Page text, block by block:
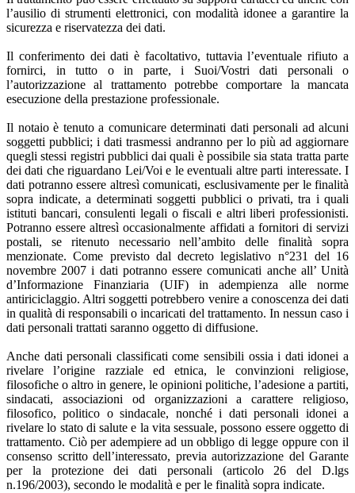
l’ausilio di strumenti elettronici, con modalità idonee a garantire la
sicurezza e riservatezza dei dati.
Il conferimento dei dati è facoltativo, tuttavia l’eventuale rifiuto a
fornirci, in tutto o in parte, i Suoi/Vostri dati personali o
l’autorizzazione al trattamento potrebbe comportare la mancata
esecuzione della prestazione professionale.
Il notaio è tenuto a comunicare determinati dati personali ad alcuni
soggetti pubblici; i dati trasmessi andranno per lo più ad aggiornare
quegli stessi registri pubblici dai quali è possibile sia stata tratta parte
dei dati che riguardano Lei/Voi e le eventuali altre parti interessate. I
dati potranno essere altresì comunicati, esclusivamente per le finalità
sopra indicate, a determinati soggetti pubblici o privati, tra i quali
istituti bancari, consulenti legali o fiscali e altri liberi professionisti.
Potranno essere altresì occasionalmente affidati a fornitori di servizi
postali, se ritenuto necessario nell’ambito delle finalità sopra
menzionate. Come previsto dal decreto legislativo n°231 del 16
novembre 2007 i dati potranno essere comunicati anche all’ Unità
d’Informazione Finanziaria (UIF) in adempienza alle norme
antiriciclaggio. Altri soggetti potrebbero venire a conoscenza dei dati
in qualità di responsabili o incaricati del trattamento. In nessun caso i
dati personali trattati saranno oggetto di diffusione.
Anche dati personali classificati come sensibili ossia i dati idonei a
rivelare l’origine razziale ed etnica, le convinzioni religiose,
filosofiche o altro in genere, le opinioni politiche, l’adesione a partiti,
sindacati, associazioni od organizzazioni a carattere religioso,
filosofico, politico o sindacale, nonché i dati personali idonei a
rivelare lo stato di salute e la vita sessuale, possono essere oggetto di
trattamento. Ciò per adempiere ad un obbligo di legge oppure con il
consenso scritto dell’interessato, previa autorizzazione del Garante
per la protezione dei dati personali (articolo 26 del D.lgs
n.196/2003), secondo le modalità e per le finalità sopra indicate.